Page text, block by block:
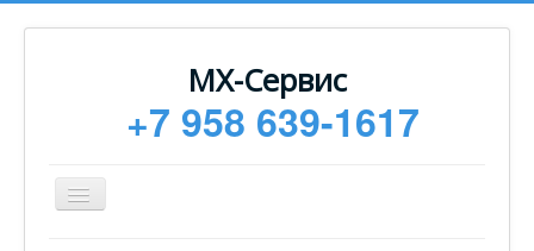
МХ-Сервис
+7 958 639-1617
Toggle
Navigation